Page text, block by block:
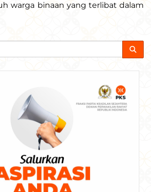
warga binaan yang terlibat dalam